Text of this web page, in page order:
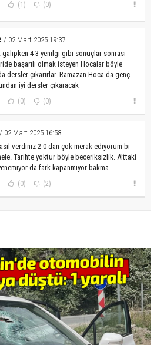
(1) (0)
/ 02 Mart 2025 19:37
galipken 4-3 yenilgi gibi sonuçlar sonrası
başarılı olmak isteyen Hocalar böyle
dersler çıkarırlar. Ramazan Hoca da genç
iyi dersler çıkaracak
(0) (0)
/ 02 Mart 2025 16:58
verdiniz 2-0 dan çok merak ediyorum bı
hele. Tarihte yoktur böyle beceriksizlik. Alttaki
da fark kapanmıyor bakma
(0) (2)